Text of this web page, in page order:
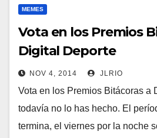
MEMES
Vota en los Premios
Digital Deporte
NOV 4, 2014 JLRIO
Vota en los Premios Bitácoras a
todavía no lo has hecho. El
termina, el viernes por la noche